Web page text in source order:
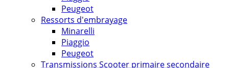
Peugeot
Ressorts d'embrayage
Minarelli
Piaggio
Peugeot
Transmissions Scooter primaire secondaire